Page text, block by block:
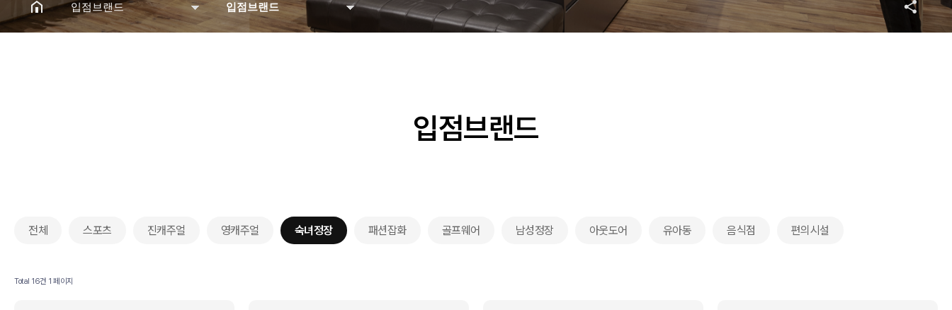
입점브랜드 입점브랜드
입점브랜드
전체 스포츠 진캐주얼 영캐주얼 숙녀정장 패션잡화 골프웨어 남성정장 아웃도어 유아동 음식점 편의시설
Total 16건 1 페이지